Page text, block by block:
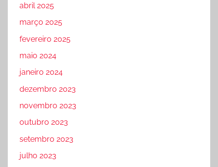
abril 2025
março 2025
fevereiro 2025
maio 2024
janeiro 2024
dezembro 2023
novembro 2023
outubro 2023
setembro 2023
julho 2023